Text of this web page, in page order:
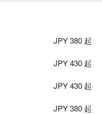
JPY 380 起
JPY 430 起
JPY 430 起
JPY 380 起